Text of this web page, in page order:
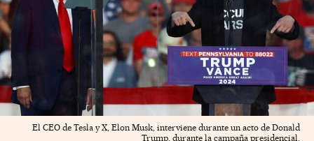
El CEO de Tesla y X, Elon Musk, interviene durante un acto de Donald
Trump, durante la campaña presidencial.